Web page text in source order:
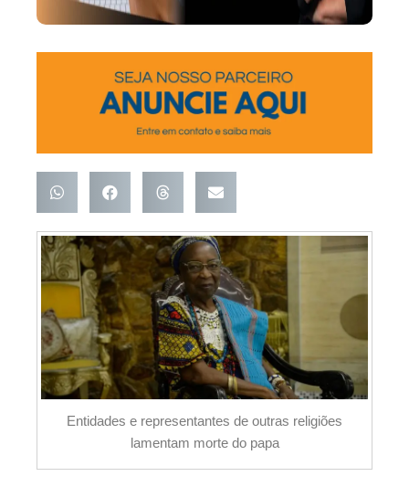
Entidades e representantes de outras religiões
lamentam morte do papa